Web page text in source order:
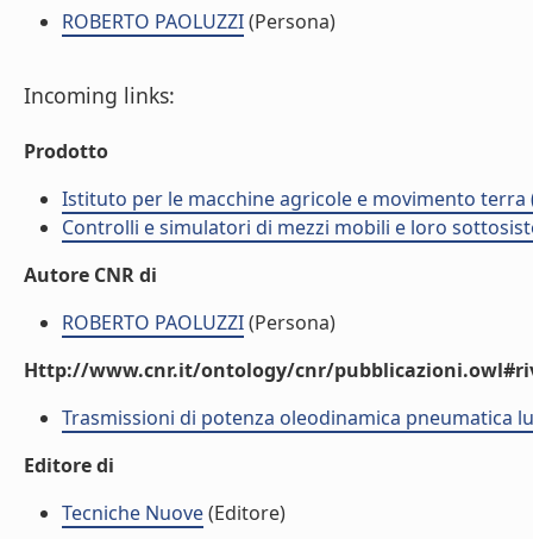
ROBERTO PAOLUZZI(Persona)
Incoming links:
Prodotto
Istituto per le macchine agricole e movimento terra
Controlli e simulatori di mezzi mobili e loro
Autore CNR di
ROBERTO PAOLUZZI(Persona)
Http://www.cnr.it/ontology/cnr/
Trasmissioni di potenza oleodinamica pneumatica
Editore di
Tecniche Nuove(Editore)